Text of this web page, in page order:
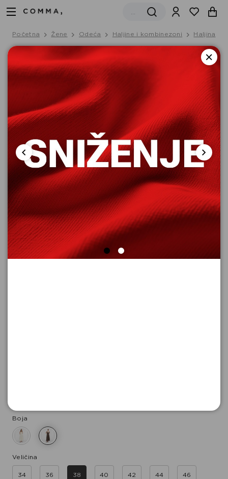
Početna Žene Odeća Haljine i kombinezoni Haljina
Boja
Veličina
34 36 38 40 42 44 46